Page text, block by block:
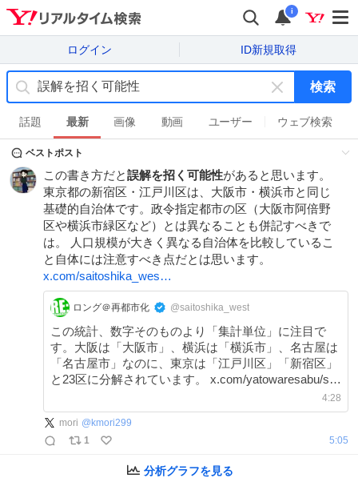
i
ログイン ID新規取得
キ
ー
ワ
ド
を
消
す
検索
話題 最新 画像 動画 ユーザー ウェブ検索
ベストポスト
この書き方だと誤解を招く可能性があると思います。
東京都の新宿区・江戸川区は、大阪市・横浜市と同じ
基礎的自治体です。政令指定都市の区（大阪市阿倍野
区や横浜市緑区など）とは異なることも併記すべきで
は。 人口規模が大きく異なる自治体を比較しているこ
と自体には注意すべき点だとは思います。
x.com/saitoshika_wes…
ロング＠再都市化 @saitoshika_west
この統計、数字そのものより「集計単位」に注目で
す。大阪は「大阪市」、横浜は「横浜市」、名古屋は
「名古屋市」なのに、東京は「江戸川区」「新宿区」
と23区に分解されています。 x.com/yatowaresabu/s…
4:28
mori @ kmori299
1
5:05
分析グラフを見る